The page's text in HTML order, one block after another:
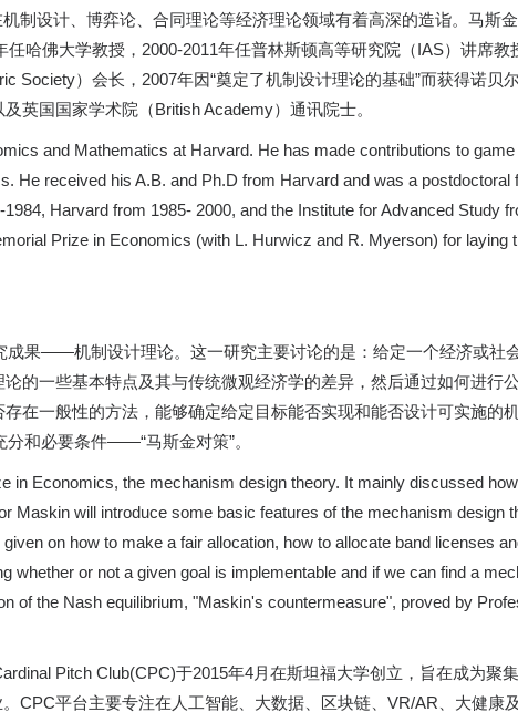
制设计、博弈论、合同理论等经济理论领域有着高深的造诣。马斯
哈佛大学教授，2000-2011年任普林斯顿高等研究院（IAS）讲席教
Society）会长，2007年因“奠定了机制设计理论的基础”而获得诺贝
英国国家学术院（British Academy）通讯院士。
and Mathematics at Harvard. He has made contributions to
He received his A.B. and Ph.D from Harvard and was a postdoctoral
Harvard from 1985- 2000, and the Institute for Advanced Study
Prize in Economics (with L. Hurwicz and R. Myerson) for laying
果——机制设计理论。这一研究主要讨论的是：给定一个经济或社
的一些基本特点及其与传统微观经济学的差异，然后通过如何进行
在一般性的方法，能够确定给定目标能否实现和能否设计可实施的
和必要条件——“马斯金对策”。
Economics, the mechanism design theory. It mainly discussed
will introduce some basic features of the mechanism design
on how to make a fair allocation, how to allocate band licenses
whether or not a given goal is implementable and if we can find a
of the Nash equilibrium, "Maskin's countermeasure", proved by
Pitch Club(CPC)于2015年4月在斯坦福大学创立，旨在成为聚
CPC平台主要专注在人工智能、大数据、区块链、VR/AR、大健康